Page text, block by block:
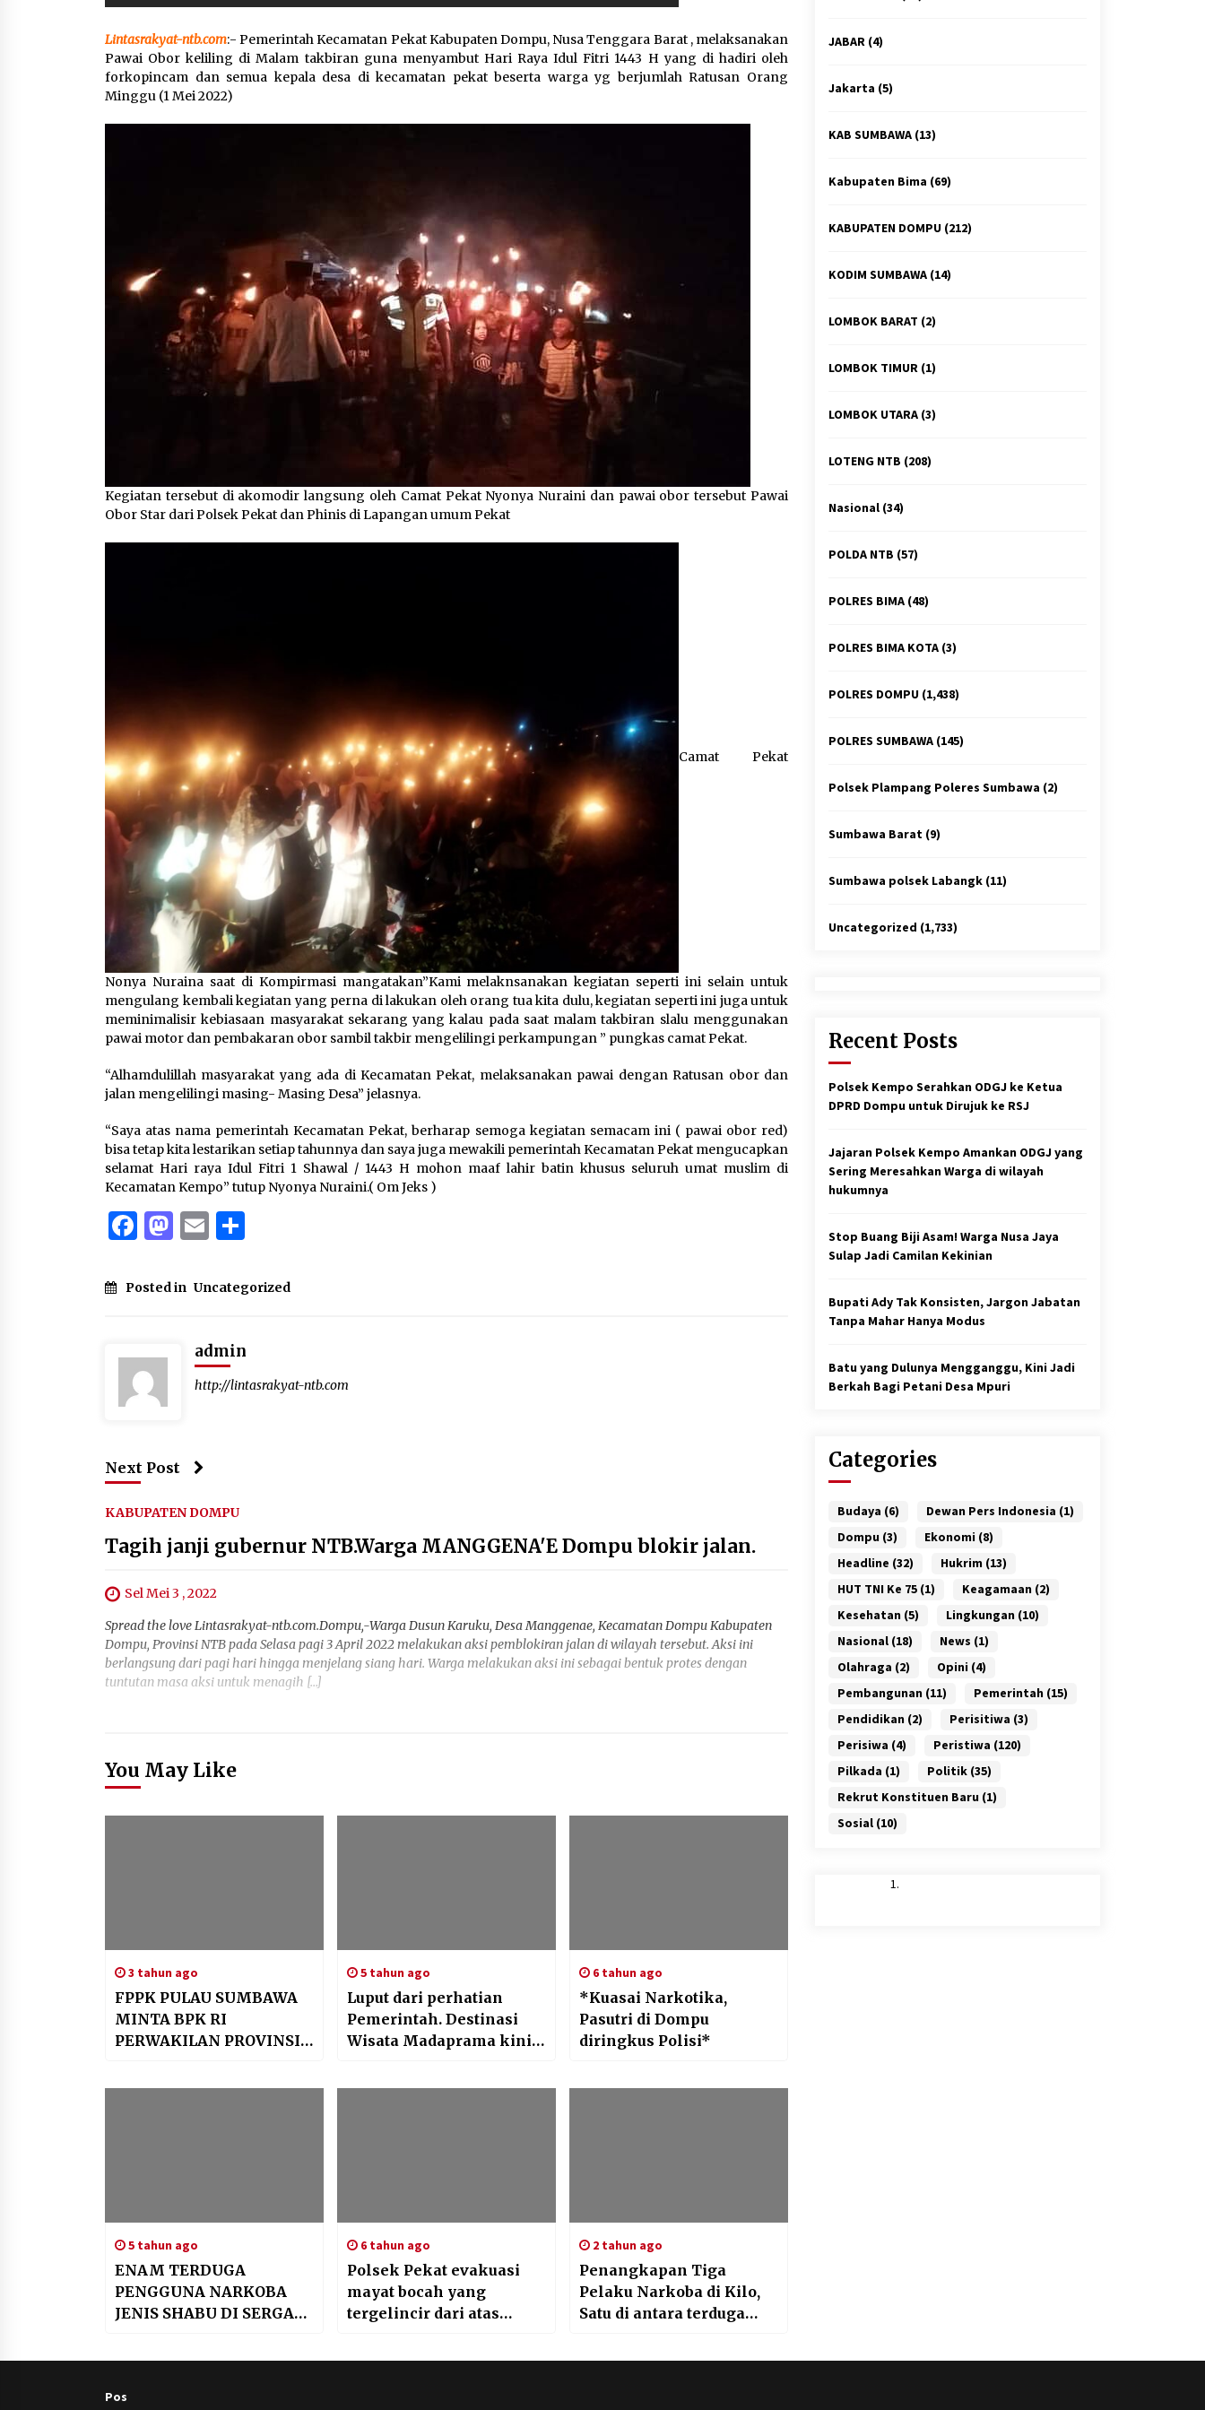
Lintasrakyat-ntb.com:- Pemerintah Kecamatan Pekat Kabupaten Dompu, Nusa Tenggara Barat , melaksanakan
Pawai Obor keliling di Malam takbiran guna menyambut Hari Raya Idul Fitri 1443 H yang di hadiri oleh
forkopincam dan semua kepala desa di kecamatan pekat beserta warga yg berjumlah Ratusan Orang
Minggu (1 Mei 2022)
Kegiatan tersebut di akomodir langsung oleh Camat Pekat Nyonya Nuraini dan pawai obor tersebut Pawai
Obor Star dari Polsek Pekat dan Phinis di Lapangan umum Pekat
Camat Pekat
Nonya Nuraina saat di Kompirmasi mangatakan”Kami melaknsanakan kegiatan seperti ini selain untuk
mengulang kembali kegiatan yang perna di lakukan oleh orang tua kita dulu, kegiatan seperti ini juga untuk
meminimalisir kebiasaan masyarakat sekarang yang kalau pada saat malam takbiran slalu menggunakan
pawai motor dan pembakaran obor sambil takbir mengelilingi perkampungan ” pungkas camat Pekat.
“Alhamdulillah masyarakat yang ada di Kecamatan Pekat, melaksanakan pawai dengan Ratusan obor dan
jalan mengelilingi masing- Masing Desa” jelasnya.
“Saya atas nama pemerintah Kecamatan Pekat, berharap semoga kegiatan semacam ini ( pawai obor red)
bisa tetap kita lestarikan setiap tahunnya dan saya juga mewakili pemerintah Kecamatan Pekat mengucapkan
selamat Hari raya Idul Fitri 1 Shawal / 1443 H mohon maaf lahir batin khusus seluruh umat muslim di
Kecamatan Kempo” tutup Nyonya Nuraini.( Om Jeks )
Facebook
Mastodon
Email
Posted in Uncategorized
admin
http://lintasrakyat-ntb.com
Next Post
KABUPATEN DOMPU
Tagih janji gubernur NTB.Warga MANGGENA'E Dompu blokir jalan.
Sel Mei 3 , 2022
Spread the love Lintasrakyat-ntb.com.Dompu,-Warga Dusun Karuku, Desa Manggenae, Kecamatan Dompu Kabupaten
Dompu, Provinsi NTB pada Selasa pagi 3 April 2022 melakukan aksi pemblokiran jalan di wilayah tersebut. Aksi ini
berlangsung dari pagi hari hingga menjelang siang hari. Warga melakukan aksi ini sebagai bentuk protes dengan
tuntutan masa aksi untuk menagih […]
You May Like
3 tahun ago
FPPK PULAU SUMBAWA
MINTA BPK RI
PERWAKILAN PROVINSI
LAPORAN MASYARAKAT
5 tahun ago
Luput dari perhatian
Pemerintah. Destinasi
Wisata Madaprama kini
kumuh
6 tahun ago
*Kuasai Narkotika,
Pasutri di Dompu
diringkus Polisi*
5 tahun ago
ENAM TERDUGA
PENGGUNA NARKOBA
JENIS SHABU DI SERGAP
SAT-NARKOBA POLRES
6 tahun ago
Polsek Pekat evakuasi
mayat bocah yang
tergelincir dari atas
2 tahun ago
Penangkapan Tiga
Pelaku Narkoba di Kilo,
Satu di antara terduga
JABAR (4)
Jakarta (5)
KAB SUMBAWA (13)
Kabupaten Bima (69)
KABUPATEN DOMPU (212)
KODIM SUMBAWA (14)
LOMBOK BARAT (2)
LOMBOK TIMUR (1)
LOMBOK UTARA (3)
LOTENG NTB (208)
Nasional (34)
POLDA NTB (57)
POLRES BIMA (48)
POLRES BIMA KOTA (3)
POLRES DOMPU (1,438)
POLRES SUMBAWA (145)
Polsek Plampang Poleres Sumbawa (2)
Sumbawa Barat (9)
Sumbawa polsek Labangk (11)
Uncategorized (1,733)
Recent Posts
Polsek Kempo Serahkan ODGJ ke Ketua
DPRD Dompu untuk Dirujuk ke RSJ
Jajaran Polsek Kempo Amankan ODGJ yang
Sering Meresahkan Warga di wilayah
hukumnya
Stop Buang Biji Asam! Warga Nusa Jaya
Sulap Jadi Camilan Kekinian
Bupati Ady Tak Konsisten, Jargon Jabatan
Tanpa Mahar Hanya Modus
Batu yang Dulunya Mengganggu, Kini Jadi
Berkah Bagi Petani Desa Mpuri
Categories
Budaya (6) Dewan Pers Indonesia (1)
Dompu (3) Ekonomi (8)
Headline (32) Hukrim (13)
HUT TNI Ke 75 (1) Keagamaan (2)
Kesehatan (5) Lingkungan (10)
Nasional (18) News (1)
Olahraga (2) Opini (4)
Pembangunan (11) Pemerintah (15)
Pendidikan (2) Perisitiwa (3)
Perisiwa (4) Peristiwa (120)
Pilkada (1) Politik (35)
Rekrut Konstituen Baru (1)
Sosial (10)
Pos